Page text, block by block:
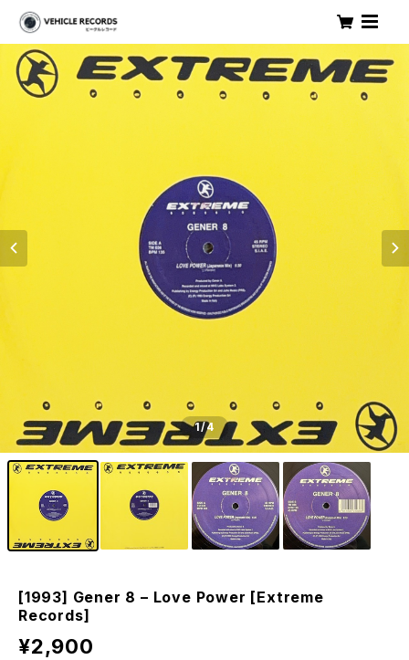
1/4
[1993] Gener 8 – Love Power [Extreme
Records]
¥2,900